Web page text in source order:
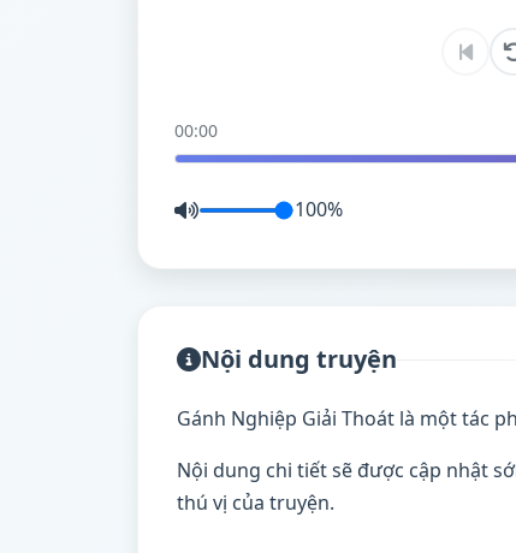
00:00
100%
Nội dung truyện
Gánh Nghiệp Giải Thoát là một tác
Nội dung chi tiết sẽ được cập nhật
thú vị của truyện.